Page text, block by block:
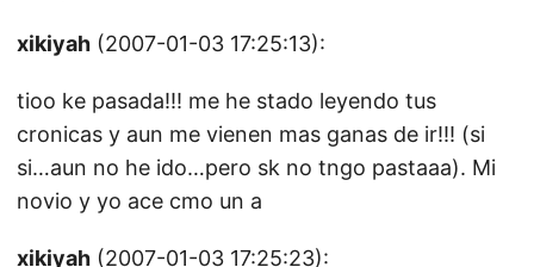
xikiyah (2007-01-03 17:25:13):
tioo ke pasada!!! me he stado leyendo tus
cronicas y aun me vienen mas ganas de ir!!! (si
si…aun no he ido…pero sk no tngo pastaaa). Mi
novio y yo ace cmo un a
xikiyah (2007-01-03 17:25:23):